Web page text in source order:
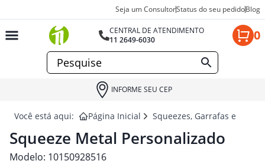
Seja um ConsultorStatus do seu pedidoBlog
CENTRAL DE ATENDIMENTO
11 2649-6030
0
INFORME SEU CEP
Você está aqui: Página Inicial Squeezes, Garrafas e
Squeeze Metal Personalizado
Modelo: 10150928516